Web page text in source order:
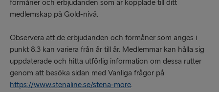
förmåner och erbjudanden som är kopplade till ditt
medlemskap på Gold-nivå.
Observera att de erbjudanden och förmåner som anges i
punkt 8.3 kan variera från år till år. Medlemmar kan hålla sig
uppdaterade och hitta utförlig information om dessa rutter
genom att besöka sidan med Vanliga frågor på
https://www.stenaline.se/stena-more.